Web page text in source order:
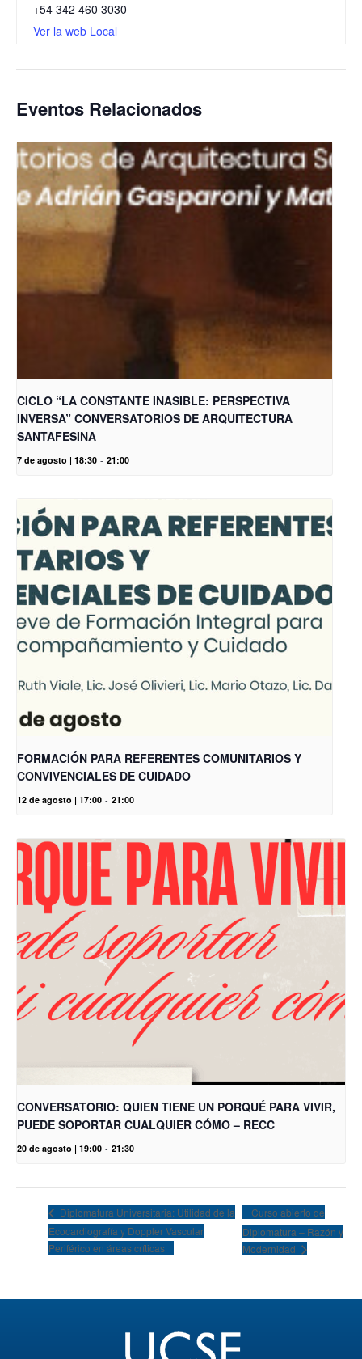
+54 342 460 3030
Ver la web Local
Eventos Relacionados
CICLO “LA CONSTANTE INASIBLE: PERSPECTIVA
INVERSA” CONVERSATORIOS DE ARQUITECTURA
SANTAFESINA
7 de agosto | 18:30 - 21:00
FORMACIÓN PARA REFERENTES COMUNITARIOS Y
CONVIVENCIALES DE CUIDADO
12 de agosto | 17:00 - 21:00
CONVERSATORIO: QUIEN TIENE UN PORQUÉ PARA VIVIR,
PUEDE SOPORTAR CUALQUIER CÓMO – RECC
20 de agosto | 19:00 - 21:30
Diplomatura Universitaria: Utilidad de la
Ecocardiografía y Doppler Vascular
Periférico en áreas críticas
Curso abierto de
Diplomatura – Razón y
Modernidad